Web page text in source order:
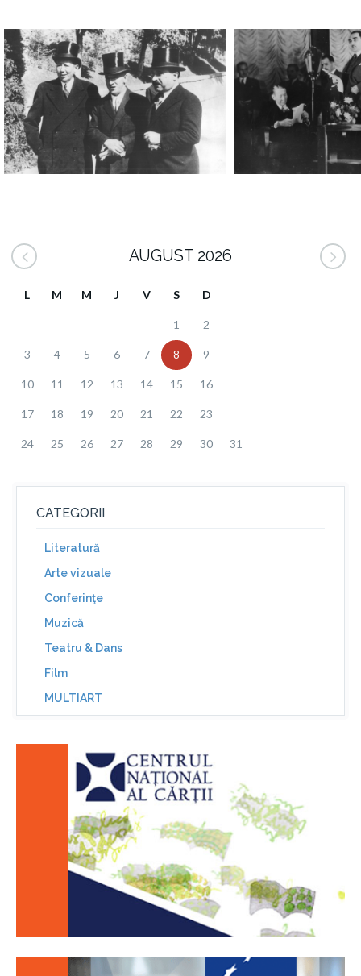
AUGUST 2026
L M M J V S D
1 2
3 4 5 6 7 8 9
10 11 12 13 14 15 16
17 18 19 20 21 22 23
24 25 26 27 28 29 30 31
CATEGORII
Literatură
Arte vizuale
Conferinţe
Muzică
Teatru & Dans
Film
MULTIART